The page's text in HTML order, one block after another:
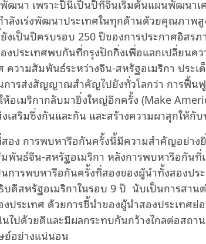
ฒนา เพราะปีนี้เป็นปีที่จีนเริ่มต้นแผนพัฒนาเ
ลังเร่งพัฒนาประเทศในทุกด้านด้วยคุณภาพ
เป็นปีครบรอบ 250 ปีของการประกาศอิสรภ
งประเทศพบกันที่กรุงปักกิ่งเพื่อแลกเปลี่ยนค
ความสัมพันธ์ระหว่างจีน-สหรัฐอเมริกา ประเ
ารส่งสัญญาณสำคัญไปยังทั่วโลกว่า การฟื้นฟู
ห้อเมริกากลับมายิ่งใหญ่อีกครั้ง (Make
เสริมซึ่งกันและกัน และสร้างความผาสุกให้กับ
สอง การพบหารือกันครั้งนี้มีความสำคัญอย่า
พันธ์จีน-สหรัฐอเมริกา หลังการพบหารือกัน
การพบหารือกันครั้งที่สองของผู้นำทั้งสองปร
บดีสหรัฐอเมริกาในรอบ 9 ปี นับเป็นการสาน
งประเทศ ด้วยการชี้นำของผู้นำสองประเทศ
นไปด้วยดีและมีผลกระทบกันกว้างไกลต่อสถ
อย่างแน่นอน